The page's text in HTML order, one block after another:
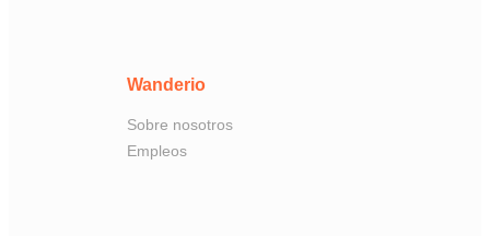
Wanderio
Sobre nosotros
Empleos